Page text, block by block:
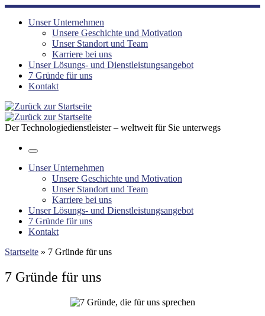
Zum
Inhalt
Unser Unternehmen
Unsere Geschichte und Motivation
Unser Standort und Team
Karriere bei uns
Unser Lösungs- und Dienstleistungsangebot
7 Gründe für uns
Kontakt
Der Technologiedienstleister – weltweit für Sie unterwegs
Menü
Unser Unternehmen
Unsere Geschichte und Motivation
Unser Standort und Team
Karriere bei uns
Unser Lösungs- und Dienstleistungsangebot
7 Gründe für uns
Kontakt
Startseite » 7 Gründe für uns
7 Gründe für uns